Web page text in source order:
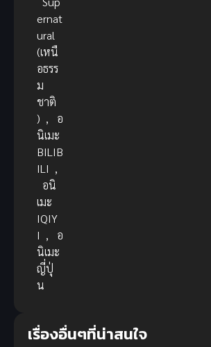
ernat
ural
(เหนื
อธรร
ม
ชาติ
) ,
อ
นิเมะ
BILIB
ILI ,
อนิ
เมะ
IQIY
I ,
อ
นิเมะ
ญี่ปุ่
น
เรื่องอื่นๆที่น่าสนใจ